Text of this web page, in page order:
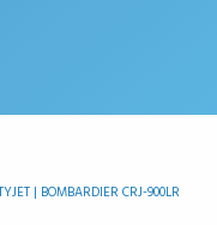
| BOMBARDIER CRJ-900LR